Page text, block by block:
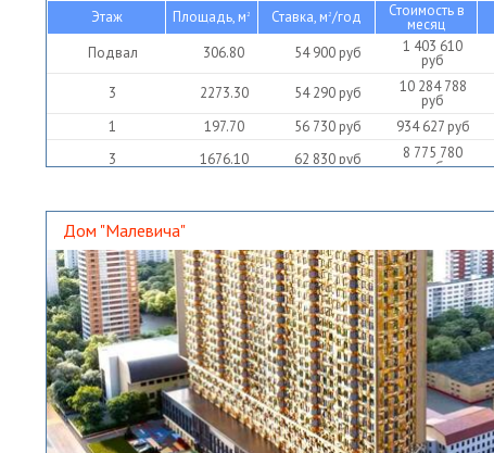
Этаж Площадь, м2 Ставка, м2/год Стоимость в
месяц
Подвал
306.80 54 900 руб 1 403 610
руб
3 2273.30 54 290 руб 10 284 788
руб
1
197.70 56 730 руб 934 627руб
3
1676.10 62 830 руб 8 775 780
руб
Дом "Малевича"